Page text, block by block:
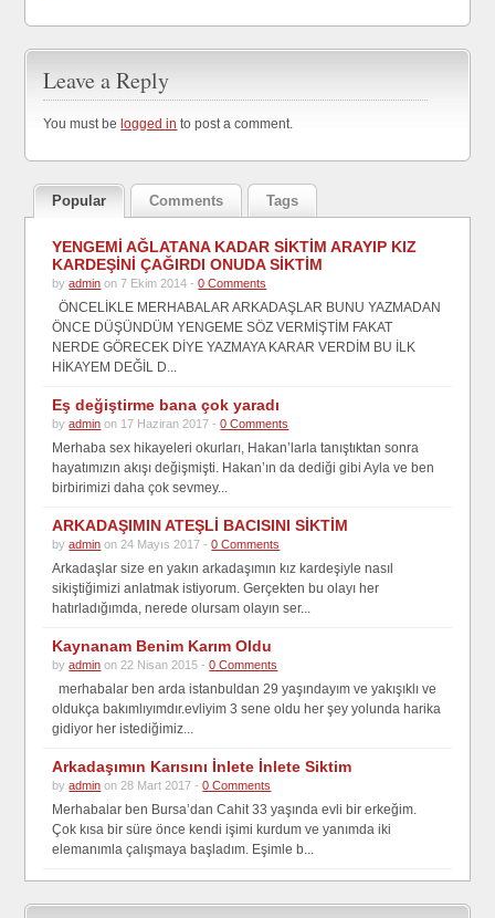
Leave a Reply
You must belogged in to post a comment.
Popular Comments Tags
YENGEMİ AĞLATANA KADAR SİKTİM ARAYIP KIZ
KARDEŞİNİ ÇAĞIRDI ONUDA SİKTİM
byadmin on 7 Ekim 2014 -0 Comments
ÖNCELİKLE MERHABALAR ARKADAŞLAR BUNU YAZMADAN
ÖNCE DÜŞÜNDÜM YENGEME SÖZ VERMİŞTİM FAKAT
NERDE GÖRECEK DİYE YAZMAYA KARAR VERDİM BU İLK
HİKAYEM DEĞİL D...
Eş değiştirme bana çok yaradı
byadmin on 17 Haziran 2017 -0 Comments
Merhaba sex hikayeleri okurları, Hakan’larla tanıştıktan sonra
hayatımızın akışı değişmişti. Hakan’ın da dediği gibi Ayla ve ben
birbirimizi daha çok sevmey...
ARKADAŞIMIN ATEŞLİ BACISINI SİKTİM
byadmin on 24 Mayıs 2017 -0 Comments
Arkadaşlar size en yakın arkadaşımın kız kardeşiyle nasıl
sikiştiğimizi anlatmak istiyorum. Gerçekten bu olayı her
hatırladığımda, nerede olursam olayın ser...
Kaynanam Benim Karım Oldu
byadmin on 22 Nisan 2015 -0 Comments
merhabalar ben arda istanbuldan 29 yaşındayım ve yakışıklı ve
oldukça bakımlıyımdır.evliyim 3 sene oldu her şey yolunda harika
gidiyor her istediğimiz...
Arkadaşımın Karısını İnlete İnlete Siktim
byadmin on 28 Mart 2017 -0 Comments
Merhabalar ben Bursa’dan Cahit 33 yaşında evli bir erkeğim.
Çok kısa bir süre önce kendi işimi kurdum ve yanımda iki
elemanımla çalışmaya başladım. Eşimle b...